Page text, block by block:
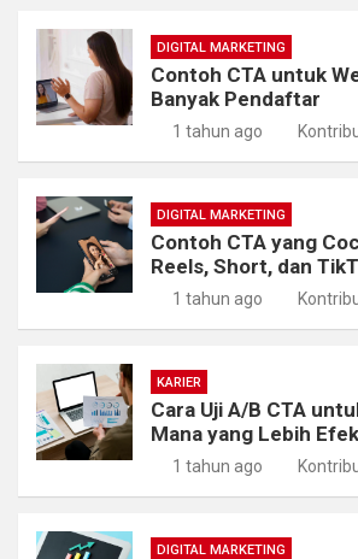
DIGITAL MARKETING
Contoh CTA untuk
Banyak Pendaftar
1 tahun ago
DIGITAL MARKETING
Contoh CTA yang
Reels, Short, dan
1 tahun ago
KARIER
Cara Uji A/B CTA
Mana yang Lebih
1 tahun ago
DIGITAL MARKETING